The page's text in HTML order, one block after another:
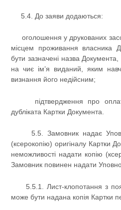
5.4. До заяви додаються:
оголошення у друкованих
місцем проживання власника
бути зазначені назва
на чиє ім’я виданий, яким
визнання його недійсним;
підтвердження про
дубліката Картки Документа.
5.5. Замовник надає
(ксерокопію) оригіналу Картки
неможливості надати копію
Замовник повинен надати
5.5.1. Лист-клопотання з
може бути надана копія Картки